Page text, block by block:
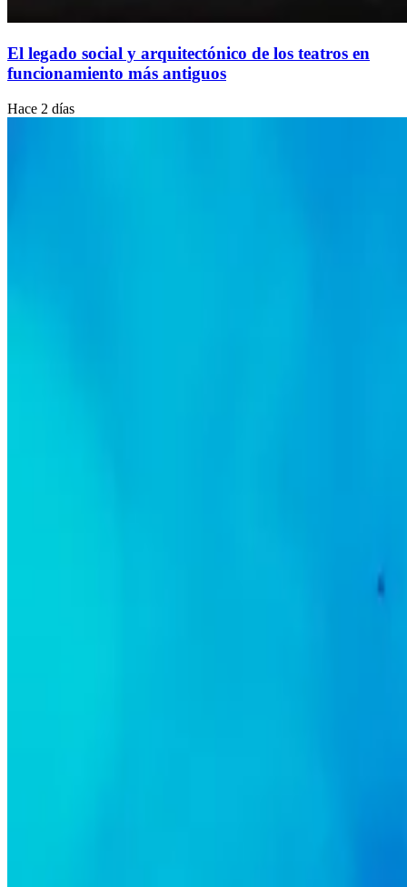
El legado social y arquitectónico de los teatros en
funcionamiento más antiguos
Hace 2 días